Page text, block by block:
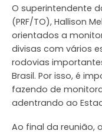
O superintendente
(PRF/TO), Hallison
orientados a
divisas com vários
rodovias
Brasil. Por isso, é
fazendo de
adentrando ao
Ao final da reunião,